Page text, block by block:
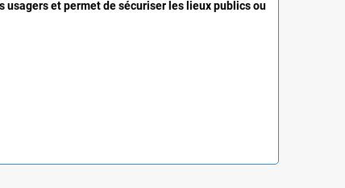
et permet de sécuriser les lieux publics ou